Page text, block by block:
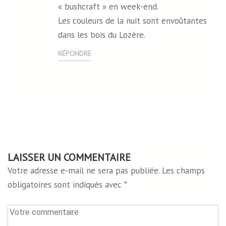
« bushcraft » en week-end.
Les couleurs de la nuit sont envoûtantes
dans les bois du Lozère.
RÉPONDRE
LAISSER UN COMMENTAIRE
Votre adresse e-mail ne sera pas publiée. Les champs
obligatoires sont indiqués avec *
Votre